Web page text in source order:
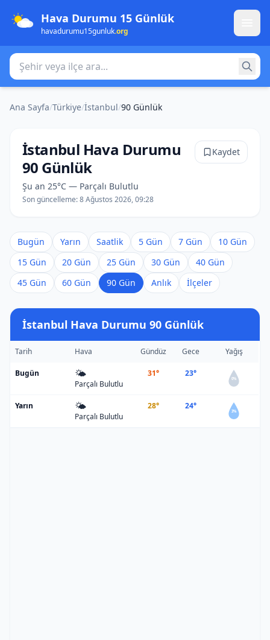
Hava Durumu 15 Günlük
havadurumu15gunluk.org
Şehir veya ilçe ara
Ana Sayfa/Türkiye/İstanbul/90 Günlük
İstanbul Hava Durumu
90 Günlük
Şu an 25°C — Parçalı Bulutlu
Son güncelleme:8 Ağustos 2026, 09:28
Kaydet
Bugün Yarın Saatlik 5 Gün 7 Gün
10 Gün
15 Gün
20 Gün 25 Gün 30 Gün
40 Gün
45 Gün
60 Gün 90 Gün Anlık İlçeler
İstanbul Hava Durumu 90 Günlük
Tarih Hava Gündüz Gece Yağış
Bugün 🌤️
Parçalı Bulutlu
31° 23°
0%
Yarın 🌤️
Parçalı Bulutlu
28° 24°
3%